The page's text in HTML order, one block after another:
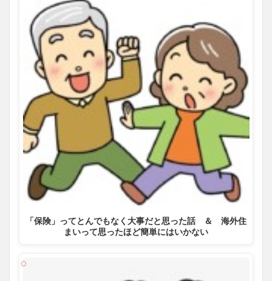
「保険」ってとんでもなく大事だと思った話 ＆ 海外住
まいって思ったほど簡単にはいかない